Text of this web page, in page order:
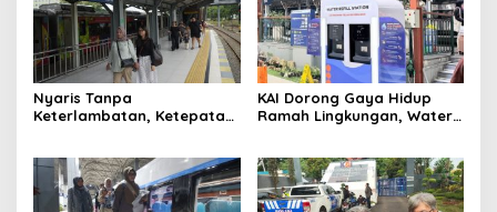
Nyaris Tanpa
Keterlambatan, Ketepatan
KAI Dorong Gaya Hidup
Ramah Lingkungan, Water